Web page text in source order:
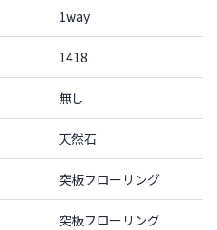
1way
1418
無し
天然石
突板フローリング
突板フローリング